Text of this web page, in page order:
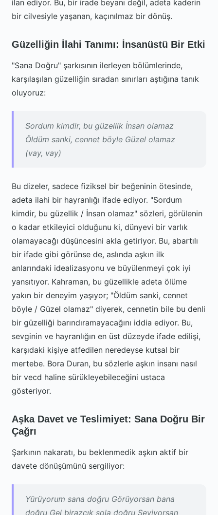
ilan ediyor. Bu, bir irade beyanı değil, adeta kaderin
bir cilvesiyle yaşanan, kaçınılmaz bir dönüş.
Güzelliğin İlahi Tanımı: İnsanüstü Bir Etki
"Sana Doğru" şarkısının ilerleyen bölümlerinde,
karşılaşılan güzelliğin sıradan sınırları aştığına tanık
oluyoruz:
Sordum kimdir, bu güzellik İnsan olamaz
Öldüm sanki, cennet böyle Güzel olamaz
(vay, vay)
Bu dizeler, sadece fiziksel bir beğeninin ötesinde,
adeta ilahi bir hayranlığı ifade ediyor. "Sordum
kimdir, bu güzellik / İnsan olamaz" sözleri, görülenin
o kadar etkileyici olduğunu ki, dünyevi bir varlık
olamayacağı düşüncesini akla getiriyor. Bu, abartılı
bir ifade gibi görünse de, aslında aşkın ilk
anlarındaki idealizasyonu ve büyülenmeyi çok iyi
yansıtıyor. Kahraman, bu güzellikle adeta ölüme
yakın bir deneyim yaşıyor; "Öldüm sanki, cennet
böyle / Güzel olamaz" diyerek, cennetin bile bu denli
bir güzelliği barındıramayacağını iddia ediyor. Bu,
sevginin ve hayranlığın en üst düzeyde ifade edilişi,
karşıdaki kişiye atfedilen neredeyse kutsal bir
mertebe. Bora Duran, bu sözlerle aşkın insanı nasıl
bir vecd haline sürükleyebileceğini ustaca
gösteriyor.
Aşka Davet ve Teslimiyet: Sana Doğru Bir
Çağrı
Şarkının nakaratı, bu beklenmedik aşkın aktif bir
davete dönüşümünü sergiliyor:
Yürüyorum sana doğru Görüyorsan bana
doğru Gel birazcık sola doğru Seviyorsan